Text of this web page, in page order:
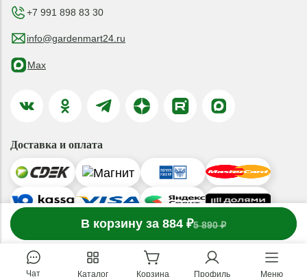
В корзину за 884 ₽5 890 ₽
1 товар в корзине
+7 991 898 83 30
info@gardenmart24.ru
Max
Доставка и оплата
© 2019-2026 ООО «ГАРДЕНМАРТ24»
Чат Каталог Корзина Профиль Меню